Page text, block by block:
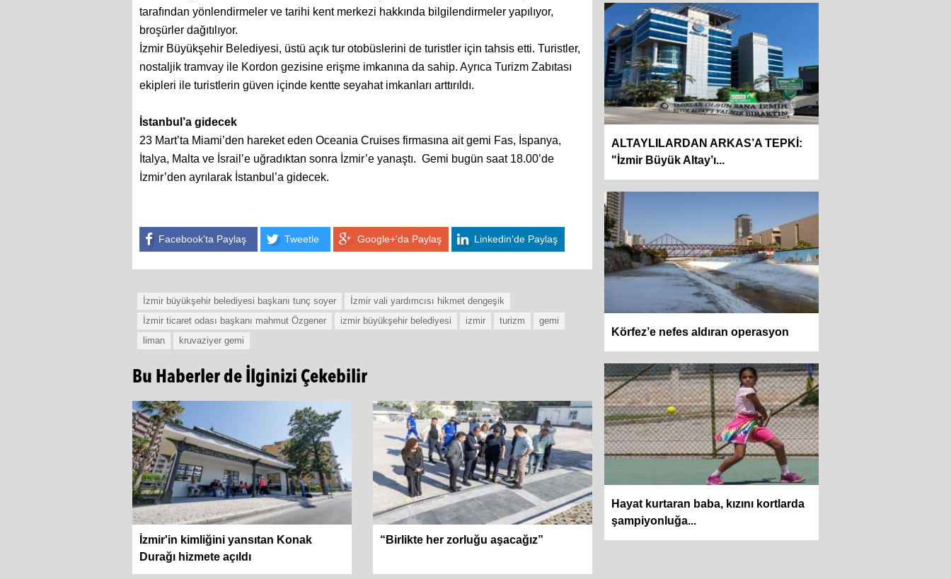
tarafından yönlendirmeler ve tarihi kent merkezi hakkında bilgilendirmeler yapılıyor,
broşürler dağıtılıyor.
İzmir Büyükşehir Belediyesi, üstü açık tur otobüslerini de turistler için tahsis etti. Turistler,
nostaljik tramvay ile Kordon gezisine erişme imkanına da sahip. Ayrıca Turizm Zabıtası
ekipleri ile turistlerin güven içinde kentte seyahat imkanları arttırıldı.
İstanbul’a gidecek
23 Mart’ta Miami’den hareket eden Oceania Cruises firmasına ait gemi Fas, İspanya,
İtalya, Malta ve İsrail’e uğradıktan sonra İzmir’e yanaştı. Gemi bugün saat 18.00’de
İzmir’den ayrılarak İstanbul’a gidecek.
Facebook'ta Paylaş Tweetle Google+'da Paylaş Linkedin'de Paylaş
İzmir büyükşehir belediyesi başkanı tunç soyer
İzmir vali yardımcısı hikmet dengeşik
İzmir ticaret odası başkanı mahmut Özgener
izmir büyükşehir belediyesi izmir turizm
gemi
liman
kruvaziyer gemi
Bu Haberler de İlginizi Çekebilir
İzmir'in kimliğini yansıtan Konak
Durağı hizmete açıldı
“Birlikte her zorluğu aşacağız”
ALTAYLILARDAN ARKAS’A TEPKİ:
"İzmir Büyük Altay’ı...
Körfez’e nefes aldıran operasyon
Hayat kurtaran baba, kızını kortlarda
şampiyonluğa...